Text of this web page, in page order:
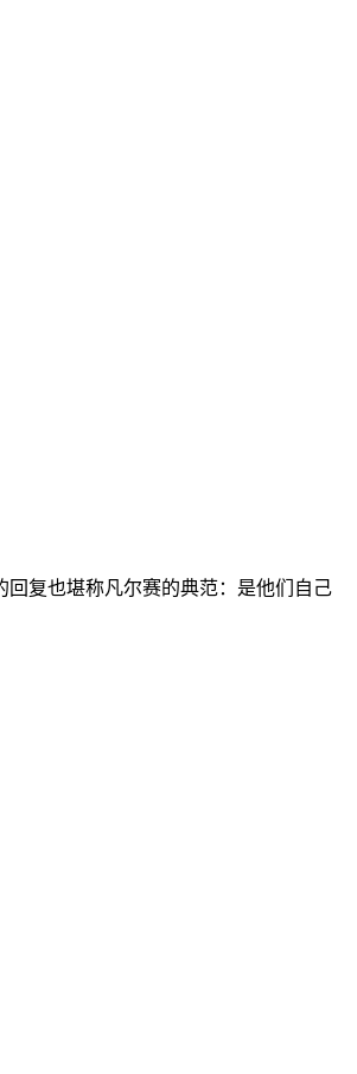
回复也堪称凡尔赛的典范：是他们自己